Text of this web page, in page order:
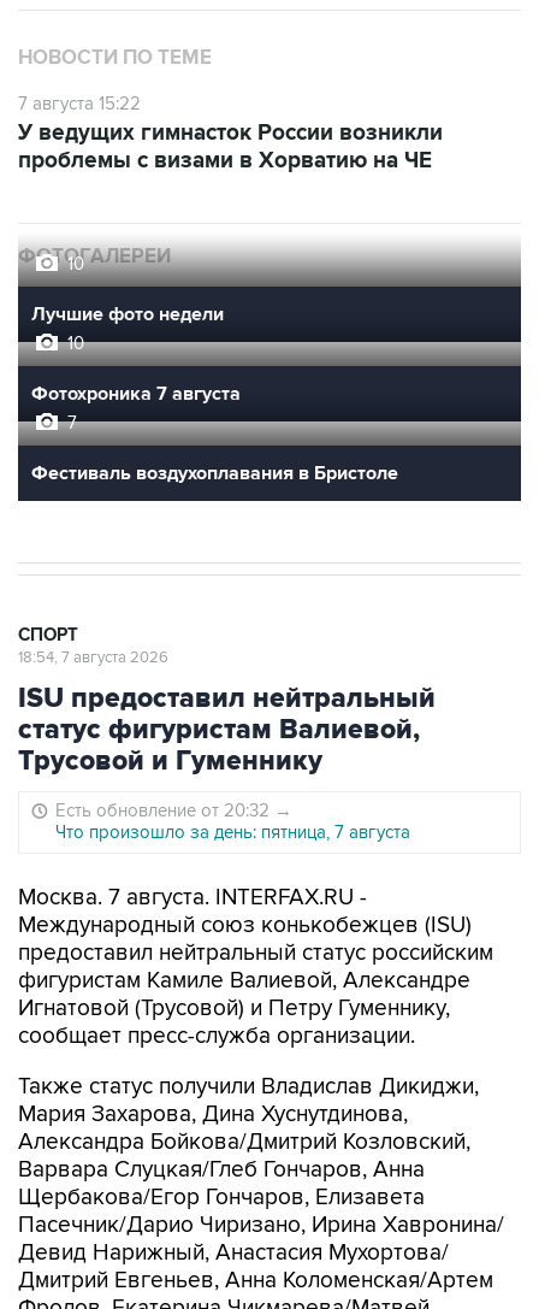
канале
НОВОСТИ ПО ТЕМЕ
У ведущих гимнасток России возникли
проблемы с визами в Хорватию на ЧЕ
10
Лучшие фото недели
10
Фотохроника 7 августа